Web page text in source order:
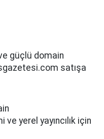
güçlü domain
satışa
yerel yayıncılık için